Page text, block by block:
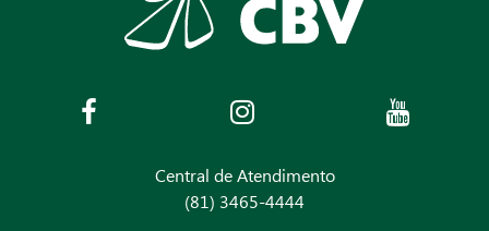
Central de Atendimento
(81) 3465-4444